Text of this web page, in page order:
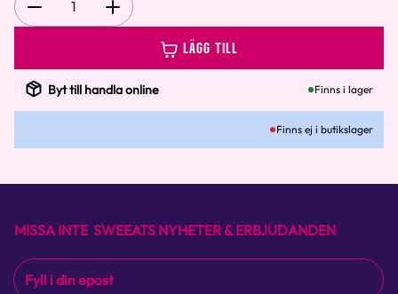
1
LÄGG TILL
Byt till handla online Finns i lager
Finns ej i butikslager
MISSA INTE SWEEATS NYHETER & ERBJUDANDEN